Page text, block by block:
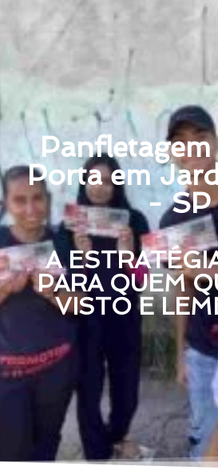
Porta em
- SP
A
PARA QUEM
VISTO E